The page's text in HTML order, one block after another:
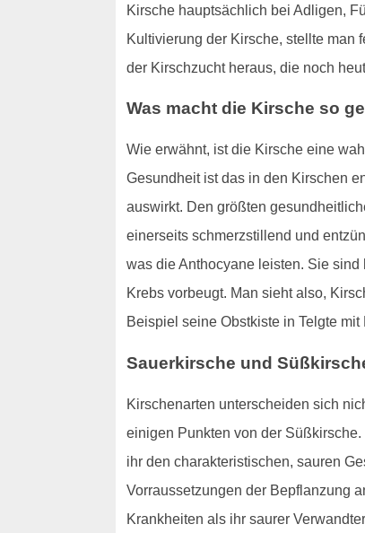
Kirsche hauptsächlich bei Adligen,
Kultivierung der Kirsche, stellte man
der Kirschzucht heraus, die noch
Was macht die Kirsche so
Wie erwähnt, ist die Kirsche eine
Gesundheit ist das in den Kirschen
auswirkt. Den größten
einerseits schmerzstillend und
was die Anthocyane leisten. Sie
Krebs vorbeugt. Man sieht also,
Beispiel seine Obstkiste in Telgte
Sauerkirsche und
Kirschenarten unterscheiden sich
einigen Punkten von der
ihr den charakteristischen, sauren
Vorraussetzungen der Bepflanzung
Krankheiten als ihr saurer